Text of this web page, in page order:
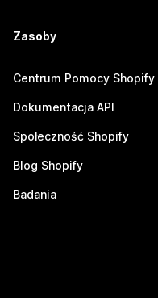
Zasoby
Centrum Pomocy Shopify
Dokumentacja API
Społeczność Shopify
Blog Shopify
Badania